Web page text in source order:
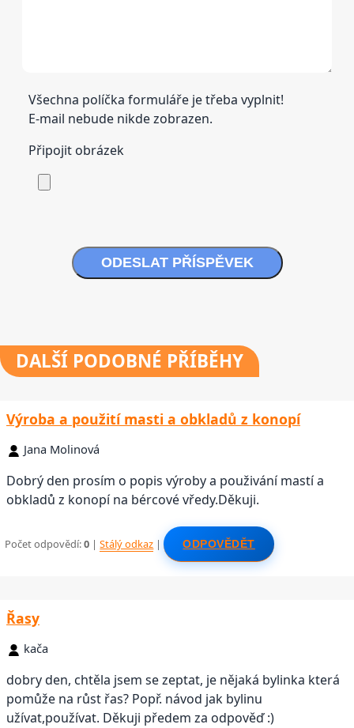
Všechna políčka formuláře je třeba vyplnit!
E-mail nebude nikde zobrazen.
Připojit obrázek
ODESLAT PŘÍSPĚVEK
DALŠÍ PODOBNÉ PŘÍBĚHY
Výroba a použití masti a obkladů z konopí
Jana Molinová
Dobrý den prosím o popis výroby a použivání mastí a
obkladů z konopí na bércové vředy.Děkuji.
Počet odpovědí:0 |Stálý odkaz | ODPOVĚDĚT
Řasy
kača
dobry den, chtěla jsem se zeptat, je nějaká bylinka která
pomůže na růst řas? Popř. návod jak bylinu
užívat,používat. Děkuji předem za odpověď :)